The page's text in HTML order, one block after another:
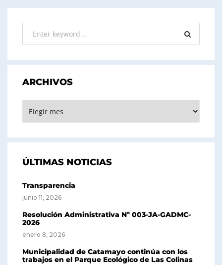
ARCHIVOS
ÚLTIMAS NOTICIAS
Transparencia
junio 11, 2026
Resolución Administrativa Nº 003-JA-GADMC-
2026
enero 8, 2026
Municipalidad de Catamayo continúa con los
trabajos en el Parque Ecológico de Las Colinas